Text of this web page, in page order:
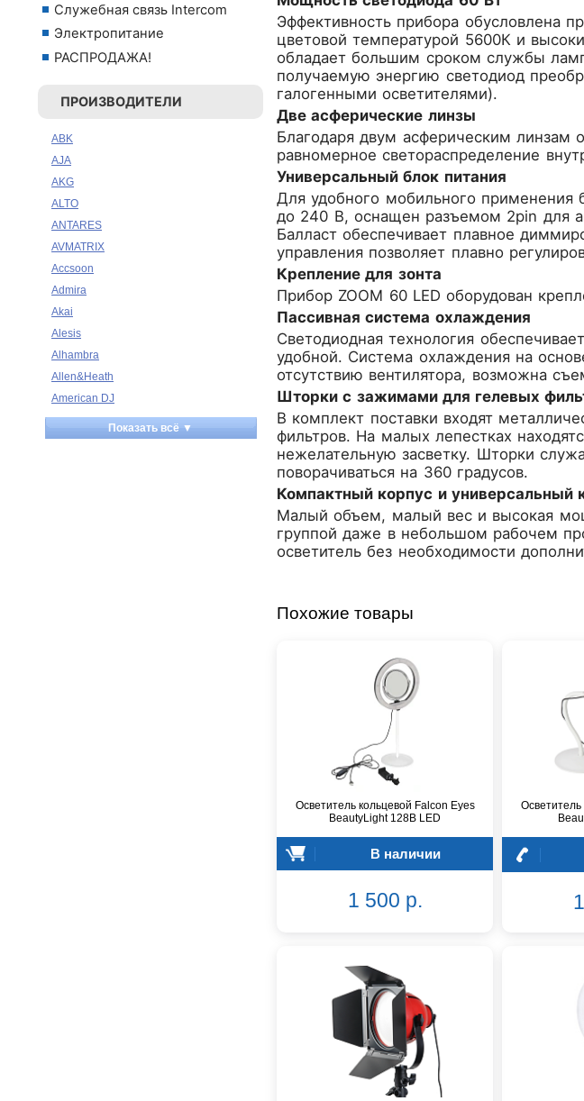
Служебная связь Intercom
Электропитание
РАСПРОДАЖА!
ПРОИЗВОДИТЕЛИ
ABK
AJA
AKG
ALTO
ANTARES
AVMATRIX
Accsoon
Admira
Akai
Alesis
Alhambra
Allen&Heath
American DJ
Ampeg
Apart
Показать всё ▼
Эффективность прибора обусловлена
цветовой температурой 5600К и
обладает большим сроком службы
получаемую энергию светодиод
галогенными осветителями).
Две асферические линзы
Благодаря двум асферическим линзам
равномерное светораспределение
Универсальный блок питания
Для удобного мобильного применения
до 240 В, оснащен разъемом 2pin для
Балласт обеспечивает плавное
управления позволяет плавно
Крепление для зонта
Прибор ZOOM 60 LED оборудован
Пассивная система охлаждения
Светодиодная технология
удобной. Система охлаждения на
отсутствию вентилятора, возможна
Шторки с зажимами для гелевых
В комплект поставки входят
фильтров. На малых лепестках
нежелательную засветку. Шторки
поворачиваться на 360 градусов.
Компактный корпус и универсальный
Малый объем, малый вес и высокая
группой даже в небольшом рабочем
осветитель без необходимости
Похожие товары
Осветитель кольцевой Falcon Eyes
BeautyLight 128B LED
В наличии
1 500 р.
Осветитель